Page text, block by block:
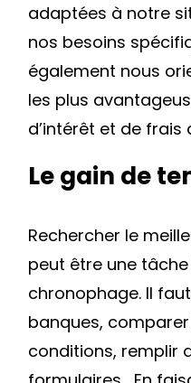
adaptées à notre
nos besoins
également nous
les plus
d’intérêt et de frais
Le gain de
Rechercher le
peut être une
chronophage. Il
banques,
conditions, remplir